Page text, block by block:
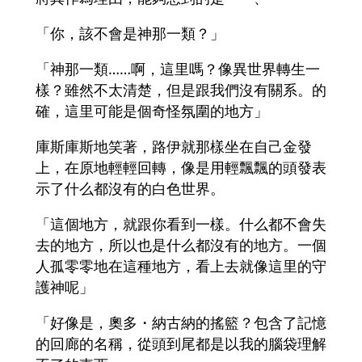
「你，該不會是神那一類？」
「神那一類……啊，這里嗎？像異世界轉生一
樣？雖然不太清楚，但是跟我們沒有關系。的
確，這里可能是個奇怪氛圍的地方」
庫斯庫斯地笑著，路伊就那樣坐在自己金發
上，在原地輕輕回轉，像是用輕飄飄的頭發表
示了什么都沒有的白色世界。
「這個地方，就跟你看到一樣。什么都不會失
去的地方，所以也是什么都沒有的地方。一個
人孤零零地在這種地方，看上去就像這里的守
護神呢」
「好像是，奧多・納古納的搖籃？包含了記憶
的回廊的名稱，從頭到尾都是以我的腦袋理解